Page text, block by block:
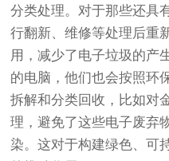
分类处理。对于那些还具
行翻新、维修等处理后重
用，减少了电子垃圾的产
的电脑，他们也会按照环
拆解和分类回收，比如对
理，避免了这些电子废弃
染。这对于构建绿色、可